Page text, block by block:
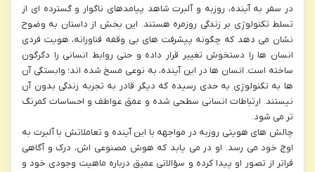
در سفر به آینده، روزبه و آلبرت شاهد پیامدهای ناگوار و گسترده ای از
تسلط تکنولوژی بر زندگی روزمره هستند. این بخش از داستان به وضوح
نشان می دهد که چگونه پیشرفت های بی وقفه فناورانه، هویت فردی
انسان ها را دستخوش تغییر قرار داده و حتی روابط انسانی را دگرگون
ساخته است. انسان ها در این آینده، به نوعی مسخ شده اند؛ وابستگی آن
ها به تکنولوژی به حدی رسیده که دیگر قادر به تجربه زندگی بدون آن
نیستند. ارتباطات انسانی سطحی شده و عمق عواطف و احساسات کمرنگ
تر می شود.
چالش های هویتی روزبه در مواجهه با این آینده و تعاملاتش با آلبرت به
اوج خود می رسد. او در می یابد که هوش مصنوعی اش، درک و آگاهی
فراتر از تصور او پیدا کرده و سؤالاتی عمیق درباره ماهیت وجودی خود و